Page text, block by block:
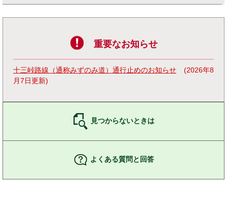
重要なお知らせ
十三峠路線（通称みずのみ道）通行止めのお知らせ
2026年8
月7日更新
見つからないときは
よくある質問と回答